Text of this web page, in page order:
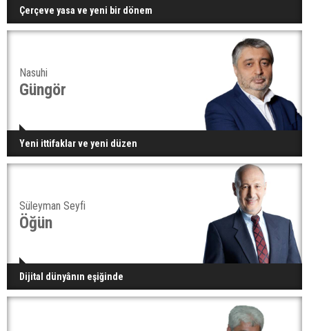
Çerçeve yasa ve yeni bir dönem
Nasuhi
Güngör
Yeni ittifaklar ve yeni düzen
Süleyman Seyfi
Öğün
Dijital dünyânın eşiğinde